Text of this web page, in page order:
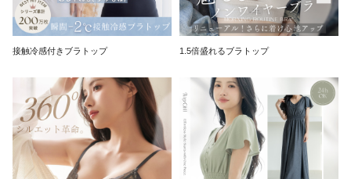
接触冷感付きブラトップ 1.5倍盛れるブラトップ